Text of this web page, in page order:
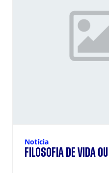
Notícia
FILOSOFIA DE VIDA